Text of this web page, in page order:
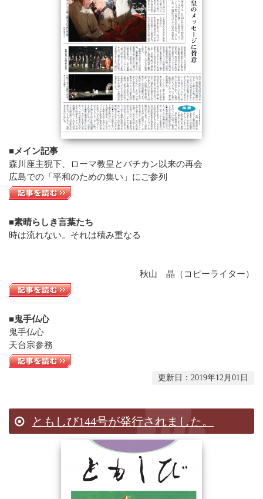
■メイン記事
森川座主猊下、ローマ教皇とバチカン以来の再会
広島での「平和のための集い」にご参列
■素晴らしき言葉たち
時は流れない。それは積み重なる
秋山 晶（コピーライター）
■鬼手仏心
鬼手仏心
天台宗参務
更新日：2019年12月01日
ともしび144号が発行されました。